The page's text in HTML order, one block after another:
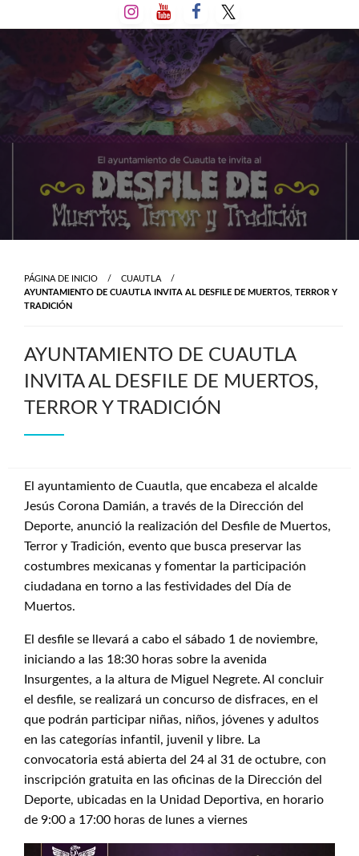
al
PÁGINA DE INICIO
CUAUTLA
AYUNTAMIENTO DE CUAUTLA INVITA AL DESFILE DE MUERTOS, TERROR Y
TRADICIÓN
AYUNTAMIENTO DE CUAUTLA
INVITA AL DESFILE DE MUERTOS,
TERROR Y TRADICIÓN
El ayuntamiento de Cuautla, que encabeza el alcalde
Jesús Corona Damián, a través de la Dirección del
Deporte, anunció la realización del Desfile de Muertos,
Terror y Tradición, evento que busca preservar las
costumbres mexicanas y fomentar la participación
ciudadana en torno a las festividades del Día de
Muertos.
El desfile se llevará a cabo el sábado 1 de noviembre,
iniciando a las 18:30 horas sobre la avenida
Insurgentes, a la altura de Miguel Negrete. Al concluir
el desfile, se realizará un concurso de disfraces, en el
que podrán participar niñas, niños, jóvenes y adultos
en las categorías infantil, juvenil y libre. La
convocatoria está abierta del 24 al 31 de octubre, con
inscripción gratuita en las oficinas de la Dirección del
Deporte, ubicadas en la Unidad Deportiva, en horario
de 9:00 a 17:00 horas de lunes a viernes